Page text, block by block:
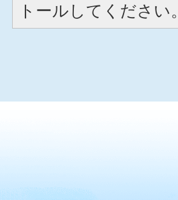
トールしてください。